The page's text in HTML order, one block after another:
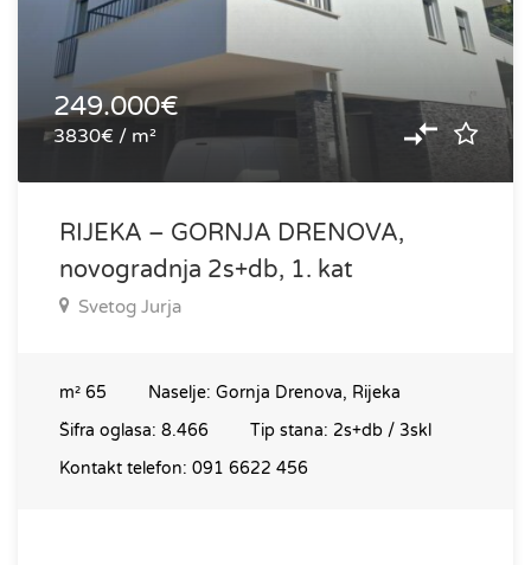
249.000€
3830€ / m²
RIJEKA – GORNJA DRENOVA,
novogradnja 2s+db, 1. kat
Svetog Jurja
m² 65 Naselje: Gornja Drenova, Rijeka
Šifra oglasa: 8.466 Tip stana: 2s+db / 3skl
Kontakt telefon: 091 6622 456